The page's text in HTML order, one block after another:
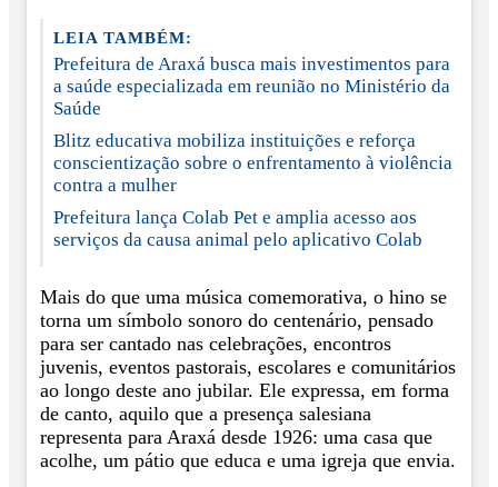
LEIA TAMBÉM:
Prefeitura de Araxá busca mais investimentos para
a saúde especializada em reunião no Ministério da
Saúde
Blitz educativa mobiliza instituições e reforça
conscientização sobre o enfrentamento à violência
contra a mulher
Prefeitura lança Colab Pet e amplia acesso aos
serviços da causa animal pelo aplicativo Colab
Mais do que uma música comemorativa, o hino se
torna um símbolo sonoro do centenário, pensado
para ser cantado nas celebrações, encontros
juvenis, eventos pastorais, escolares e comunitários
ao longo deste ano jubilar. Ele expressa, em forma
de canto, aquilo que a presença salesiana
representa para Araxá desde 1926: uma casa que
acolhe, um pátio que educa e uma igreja que envia.